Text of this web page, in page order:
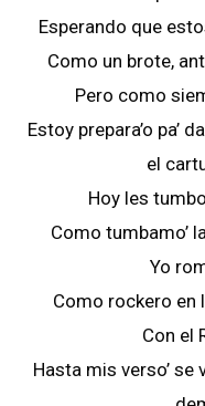
Esperando que
Como un brote,
Pero como
Estoy prepara’o pa’
el
Hoy les
Como tumbamo’
Yo
Como rockero en
Con el
Hasta mis verso’ se